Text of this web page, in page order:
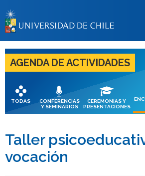
BIBLIOTECAS
LA UNIVERSIDAD
Postulantes
Estudiantes
Académicas/os
Funcionarias/os
AGENDA DE ACTIVIDADES
TODAS
CONFERENCIAS
Y SEMINARIOS
CEREMONIAS Y
PRESENTACIONES
Taller
vocación